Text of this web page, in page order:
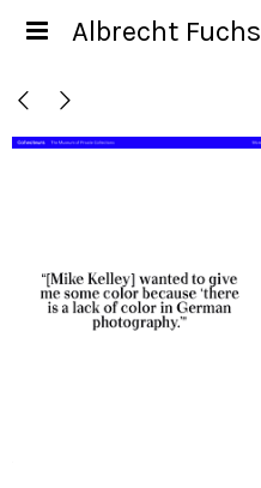
Albrecht Fuchs